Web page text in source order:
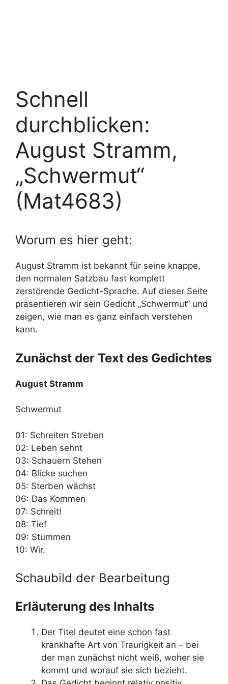
Schnell
durchblicken:
August Stramm,
„Schwermut“
(Mat4683)
Worum es hier geht:
August Stramm ist bekannt für seine knappe,
den normalen Satzbau fast komplett
zerstörende Gedicht-Sprache. Auf dieser Seite
präsentieren wir sein Gedicht „Schwermut“ und
zeigen, wie man es ganz einfach verstehen
kann.
Zunächst der Text des Gedichtes
August Stramm
Schwermut
01: Schreiten Streben
02: Leben sehnt
03: Schauern Stehen
04: Blicke suchen
05: Sterben wächst
06: Das Kommen
07: Schreit!
08: Tief
09: Stummen
10: Wir.
Schaubild der Bearbeitung
Erläuterung des Inhalts
Der Titel deutet eine schon fast
krankhafte Art von Traurigkeit an – bei
der man zunächst nicht weiß, woher sie
kommt und worauf sie sich bezieht.